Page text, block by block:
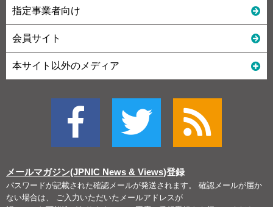
指定事業者向け
会員サイト
本サイト以外のメディア
メールマガジン(JPNIC News & Views)登録
パスワードが記載された確認メールが発送されます。 確認メールが届か
ない場合は、 ご入力いただいたメールアドレスが